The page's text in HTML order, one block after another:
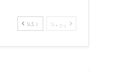
پچھلا اگلا